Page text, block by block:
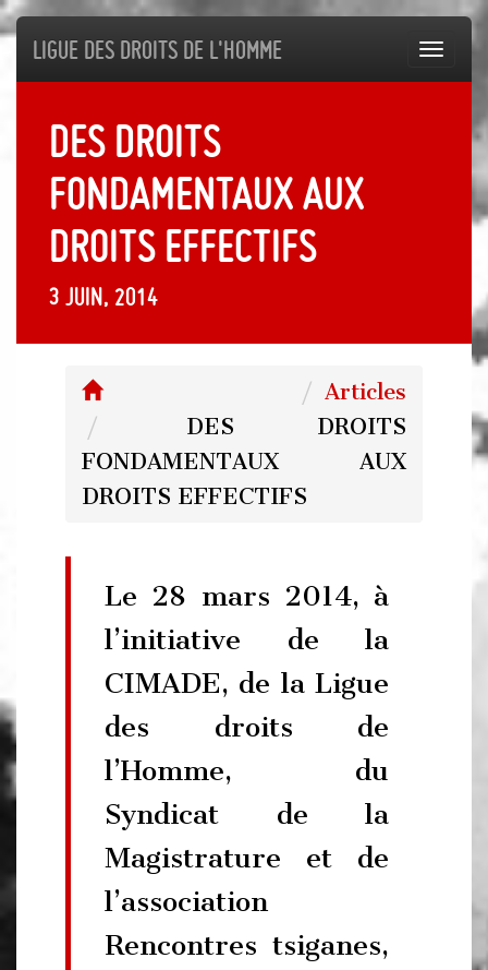
Ligue des droits de l'Homme
DES DROITS
FONDAMENTAUX AUX
DROITS EFFECTIFS
3 juin, 2014
Articles
DES DROITS
FONDAMENTAUX AUX
DROITS EFFECTIFS
Le 28 mars 2014, à
l’initiative de la
CIMADE, de la Ligue
des droits de
l’Homme, du
Syndicat de la
Magistrature et de
l’association
Rencontres tsiganes,